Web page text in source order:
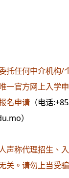
托任何中介机构/
一官方网上入学
名申请（电话
）
声称代理招生、
关。请勿上当受骗